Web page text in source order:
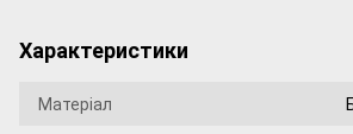
Характеристики
Матеріал